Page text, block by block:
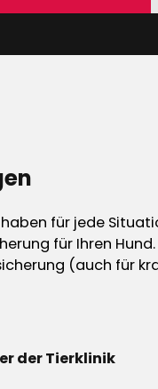
für jede
für Ihren Hund.
(auch für
der Tierklinik